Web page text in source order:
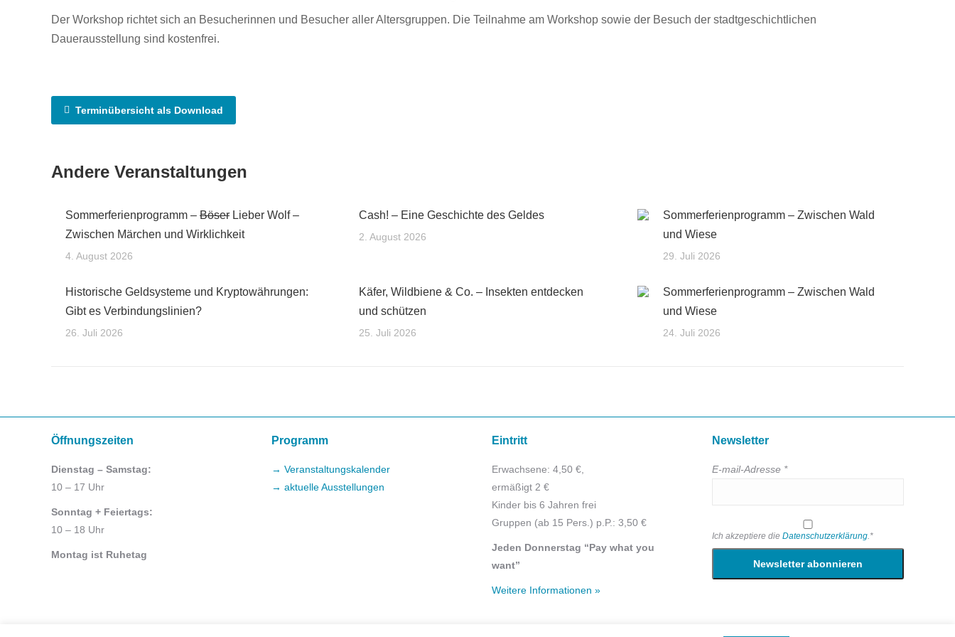
Der Workshop richtet sich an Besucherinnen und Besucher aller Altersgruppen. Die Teilnahme am Workshop sowie der Besuch der stadtgeschichtlichen
Dauerausstellung sind kostenfrei.
Terminübersicht als Download
Andere Veranstaltungen
Sommerferienprogramm – Böser Lieber Wolf –
Zwischen Märchen und Wirklichkeit
4. August 2026
Cash! – Eine Geschichte des Geldes
2. August 2026
Sommerferienprogramm – Zwischen Wald
und Wiese
29. Juli 2026
Historische Geldsysteme und Kryptowährungen:
Gibt es Verbindungslinien?
26. Juli 2026
Käfer, Wildbiene & Co. – Insekten entdecken
und schützen
25. Juli 2026
Sommerferienprogramm – Zwischen Wald
und Wiese
24. Juli 2026
Öffnungszeiten
Dienstag – Samstag:
10 – 17 Uhr
Sonntag + Feiertags:
10 – 18 Uhr
Montag ist Ruhetag
Programm
→ Veranstaltungskalender
→ aktuelle Ausstellungen
Eintritt
Erwachsene: 4,50 €,
ermäßigt 2 €
Kinder bis 6 Jahren frei
Gruppen (ab 15 Pers.) p.P.: 3,50 €
Jeden Donnerstag “Pay what you
want”
Weitere Informationen »
Newsletter
E-mail-Adresse *
Ich akzeptiere die Datenschutzerklärung.*